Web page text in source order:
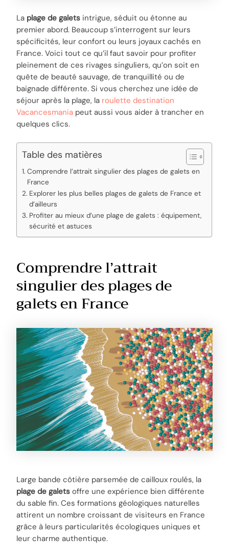
La plage de galets intrigue, séduit ou étonne au
premier abord. Beaucoup s’interrogent sur leurs
spécificités, leur confort ou leurs joyaux cachés en
France. Voici tout ce qu’il faut savoir pour profiter
pleinement de ces rivages singuliers, qu’on soit en
quête de beauté sauvage, de tranquillité ou de
baignade différente. Si vous cherchez une idée de
séjour après la plage, la roulette destination
Vacancesmania peut aussi vous aider à trancher en
quelques clics.
Table des matières
Comprendre l’attrait singulier des plages de galets en
France
Explorer les plus belles plages de galets de France et
d’ailleurs
Profiter au mieux d’une plage de galets : équipement,
sécurité et astuces
Comprendre l’attrait
singulier des plages de
galets en France
Large bande côtière parsemée de cailloux roulés, la
plage de galets offre une expérience bien différente
du sable fin. Ces formations géologiques naturelles
attirent un nombre croissant de visiteurs en France
grâce à leurs particularités écologiques uniques et
leur charme authentique.